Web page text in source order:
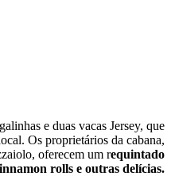
e duas vacas Jersey, que
Os proprietários da cabana,
oferecem um requintado
rolls e outras delícias.